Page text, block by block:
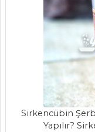
Aktüel
Haber
ŞEFİN
MENÜLER
Sirkencübin
Yapılır?